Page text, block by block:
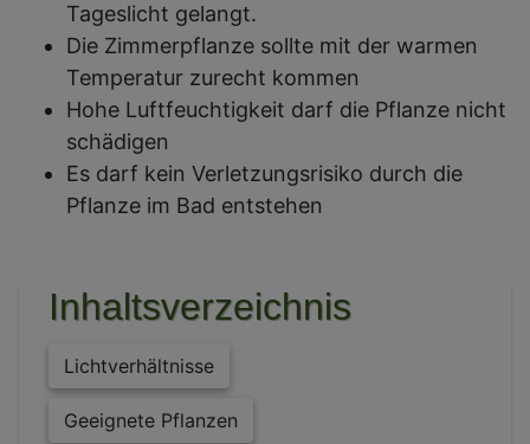
Tageslicht gelangt.
Die Zimmerpflanze sollte mit der warmen
Temperatur zurecht kommen
Hohe Luftfeuchtigkeit darf die Pflanze nicht
schädigen
Es darf kein Verletzungsrisiko durch die
Pflanze im Bad entstehen
Inhaltsverzeichnis
Lichtverhältnisse
Geeignete Pflanzen